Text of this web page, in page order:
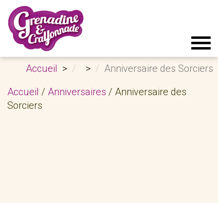
Accueil
Anniversaire des Sorciers
Accueil / Anniversaires / Anniversaire des
Sorciers